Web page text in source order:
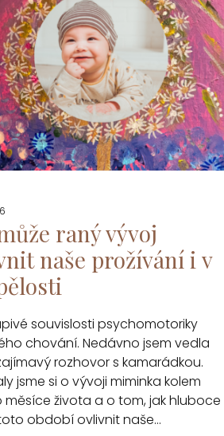
raný vývoj
naše prožívání i v
souvislosti psychomotoriky
chování. Nedávno jsem vedla
rozhovor s kamarádkou.
jsme si o vývoji miminka kolem
života a o tom, jak hluboce
období ovlivnit naše...